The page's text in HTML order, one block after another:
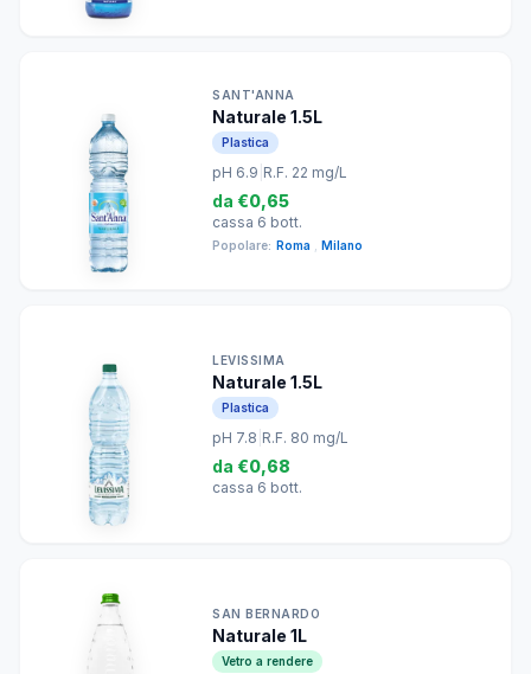
SANT'ANNA
Naturale 1.5L
Plastica
pH 6.9 R.F. 22 mg/L
da €0,65
cassa 6 bott.
Popolare: Roma Milano
LEVISSIMA
Naturale 1.5L
Plastica
pH 7.8 R.F. 80 mg/L
da €0,68
cassa 6 bott.
SAN BERNARDO
Naturale 1L
Vetro a rendere